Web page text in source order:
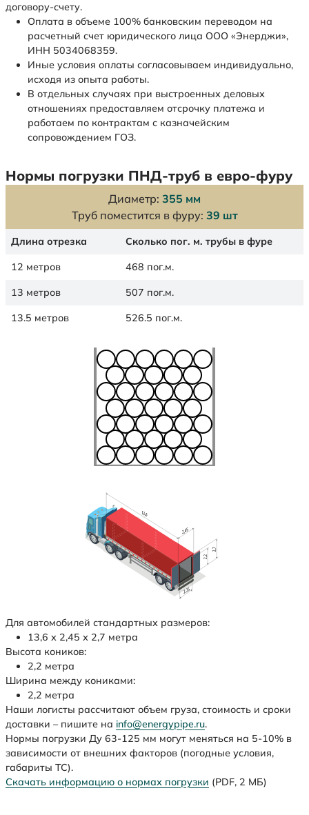
договору-счету.
Оплата в объеме 100% банковским переводом на
расчетный счет юридического лица ООО «Энерджи»,
ИНН 5034068359.
Иные условия оплаты согласовываем индивидуально,
исходя из опыта работы.
В отдельных случаях при выстроенных деловых
отношениях предоставляем отсрочку платежа и
работаем по контрактам с казначейским
сопровождением ГОЗ.
Нормы погрузки ПНД-труб в евро-фуру
Диаметр: 355 мм
Труб поместится в фуру: 39 шт
Длина отрезка Сколько пог. м. трубы в фуре
12 метров 468 пог.м.
13 метров 507 пог.м.
13.5 метров 526.5 пог.м.
Для автомобилей стандартных размеров:
13,6 х 2,45 х 2,7 метра
Высота коников:
2,2 метра
Ширина между кониками:
2,2 метра
Наши логисты рассчитают объем груза, стоимость и сроки
доставки – пишите на info@energypipe.ru.
Нормы погрузки Ду 63-125 мм могут меняться на 5-10% в
зависимости от внешних факторов (погодные условия,
габариты ТС).
Скачать информацию о нормах погрузки (PDF, 2 МБ)